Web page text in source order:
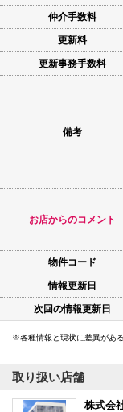
仲介手数料
更新料
更新事務手数料
備考
お店からのコメント
物件コード
情報更新日
次回の情報更新日
各種情報と現状に差異があ
取り扱い店舗
株式会